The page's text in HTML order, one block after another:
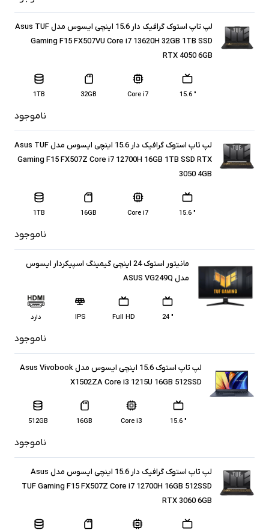
لپ تاپ استوک گرافیک دار 15.6 اینچی ایسوس مدل Asus TUF
Gaming F15 FX507VU Core i7 13620H 32GB 1TB SSD
RTX 4050 6GB
" 15.6
Core i7
32GB
1TB
ناموجود
لپ تاپ استوک گرافیک دار 15.6 اینچی ایسوس مدل Asus TUF
Gaming F15 FX507Z Core i7 12700H 16GB 1TB SSD RTX
3050 4GB
" 15.6
Core i7
16GB
1TB
ناموجود
مانیتور استوک 24 اینچی گیمینگ اسپیکردار ایسوس
مدل ASUS VG249Q
" 24
Full HD
IPS دارد
ناموجود
لپ تاپ استوک 15.6 اینچی ایسوس مدل Asus Vivobook
X1502ZA Core i3 1215U 16GB 512SSD
" 15.6
Core i3
16GB
512GB
ناموجود
لپ تاپ استوک گرافیک دار 15.6 اینچی ایسوس مدل Asus
TUF Gaming F15 FX507Z Core i7 12700H 16GB 512SSD
RTX 3060 6GB